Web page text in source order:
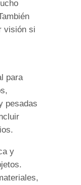
visión si
para
pesadas
y